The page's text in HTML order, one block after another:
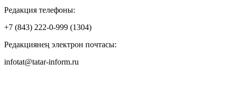
Редакция телефоны:
+7 (843) 222-0-999 (1304)
Редакциянең электрон почтасы:
infotat@tatar-inform.ru